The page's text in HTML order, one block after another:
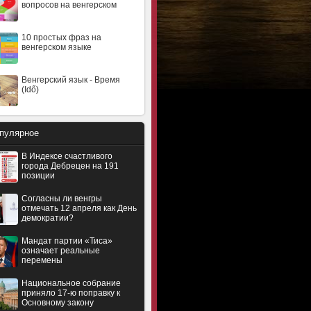
вопросов на венгерском
10 простых фраз на
венгерском языке
Венгерский язык - Время
(Idő)
В Индексе счастливого
города Дебрецен на 191
позиции
Согласны ли венгры
отмечать 12 апреля как День
демократии?
Мандат партии «Тиса»
означает реальные
перемены
Национальное собрание
приняло 17-ю поправку к
Основному закону